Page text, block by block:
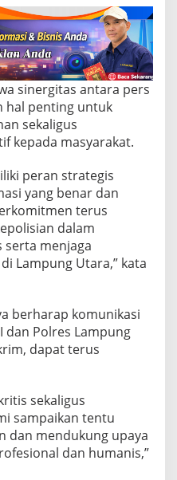
sinergitas antara pers
hal penting untuk
sekaligus
kepada masyarakat.
peran strategis
yang benar dan
terus
dalam
menjaga
Lampung Utara,” kata
berharap komunikasi
dan Polres Lampung
dapat terus
sekaligus
sampaikan tentu
dan mendukung upaya
dan humanis,”